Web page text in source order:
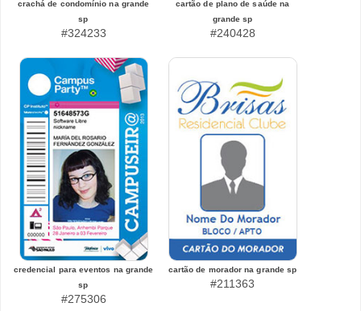
crachá de condomínio na grande
sp
#324233
cartão de plano de saúde na
grande sp
#240428
credencial para eventos na grande
sp
#275306
cartão de morador na grande sp
#211363